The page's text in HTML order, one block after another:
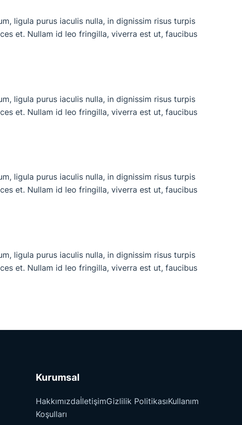
ligula purus iaculis nulla, in dignissim risus turpis
et. Nullam id leo fringilla, viverra est ut, faucibus
ligula purus iaculis nulla, in dignissim risus turpis
et. Nullam id leo fringilla, viverra est ut, faucibus
ligula purus iaculis nulla, in dignissim risus turpis
et. Nullam id leo fringilla, viverra est ut, faucibus
ligula purus iaculis nulla, in dignissim risus turpis
et. Nullam id leo fringilla, viverra est ut, faucibus
Kurumsal
HakkımızdaİletişimGizlilik PolitikasıKullanım
Koşulları